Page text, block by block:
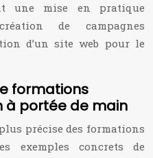
une mise en pratique
de campagnes
d’un site web pour le
formations
à portée de main
précise des formations
exemples concrets de